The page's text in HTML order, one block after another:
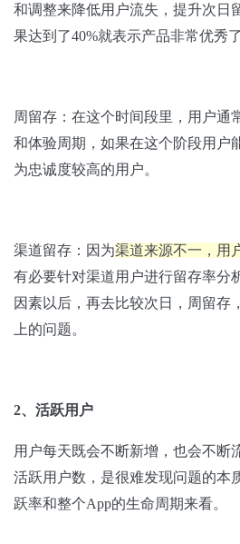
和调整来降低用户流失，提升次日
果达到了40%就表示产品非常优秀了
周留存：在这个时间段里，用户通
和体验周期，如果在这个阶段用户
为忠诚度较高的用户。
渠道留存：因为渠道来源不一，用
有必要针对渠道用户进行留存率分
因素以后，再去比较次日，周留存
上的问题。
2、活跃用户
用户每天既会不断新增，也会不断
活跃用户数，是很难发现问题的本
跃率和整个App的生命周期来看。